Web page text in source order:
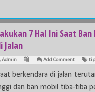
7 Hal Ini Saat Ban
Jalan
Admin Add Comment
berkendara di jalan
dan ban mobil tiba-tiba